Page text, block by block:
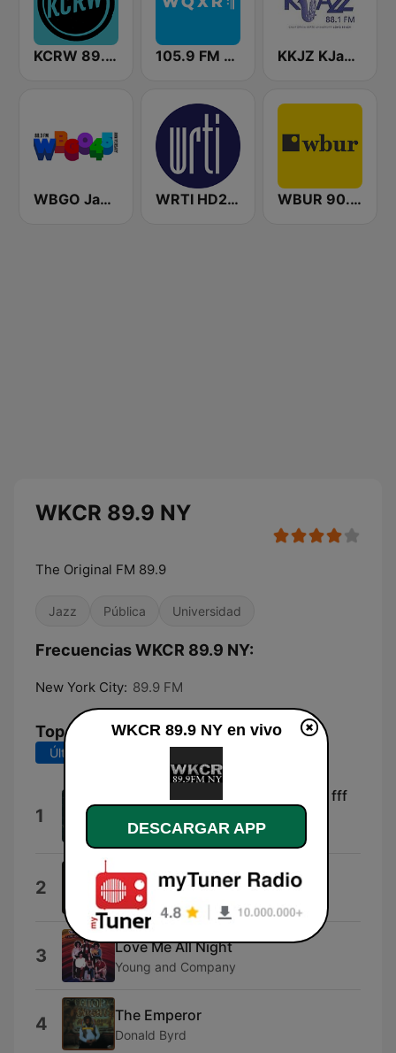
KCRW 89.9 FM 105.9 FM WQXR & WQXW KKJZ KJazz 88.1 FM
WBGO Jazz 88.3 FM WRTI HD2 90.1 FM - Jazz WBUR 90.9 FM
WKCR 89.9 NY
The Original FM 89.9
Jazz Pública Universidad
Frecuencias WKCR 89.9 NY:
New York City: 89.9 FM
Top Canciones
Últimos 7 días
1
Give up the Funk (Tear the Roof fff
Parliament
2 Como Fue
Ibrahim Ferrer
3 Love Me All Night
Young and Company
4 The Emperor
Donald Byrd
WKCR 89.9 NY en vivo
DESCARGAR APP